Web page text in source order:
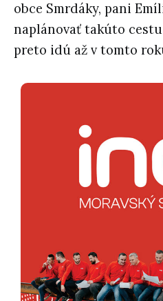
obce Smrdáky, pani
naplánovať takúto
preto idú až v tomto